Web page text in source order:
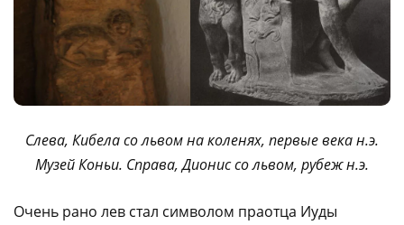
Слева, Кибела со львом на коленях, первые века н.э.
Музей Коньи. Справа, Дионис со львом, рубеж н.э.
Очень рано лев стал символом праотца Иуды